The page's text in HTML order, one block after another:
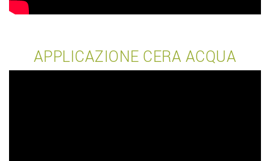
APPLICAZIONE CERA ACQUA